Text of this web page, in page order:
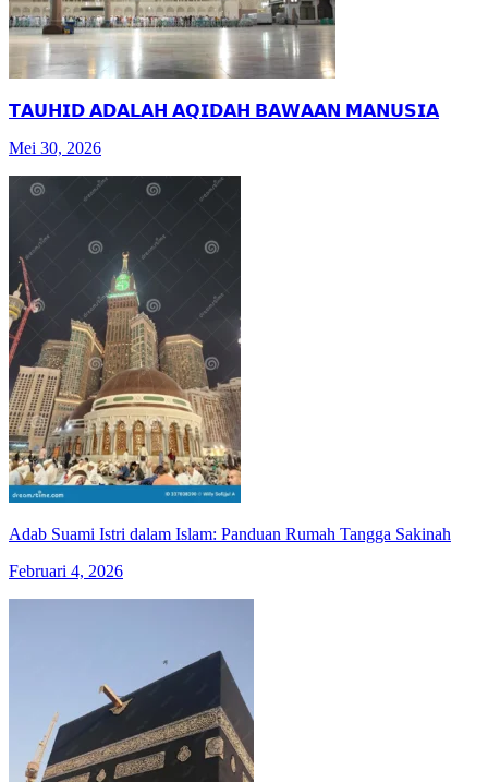
𝗧𝗔𝗨𝗛𝗜𝗗 𝗔𝗗𝗔𝗟𝗔𝗛 𝗔𝗤𝗜𝗗𝗔𝗛 𝗕𝗔𝗪𝗔𝗔𝗡 𝗠𝗔𝗡𝗨𝗦𝗜𝗔
Mei 30, 2026
Adab Suami Istri dalam Islam: Panduan Rumah Tangga Sakinah
Februari 4, 2026